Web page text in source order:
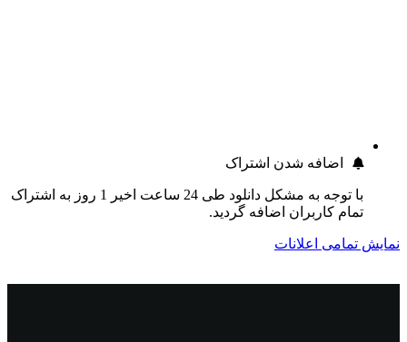
اضافه شدن اشتراک
با توجه به مشکل دانلود طی 24 ساعت اخیر 1 روز به اشتراک
تمام کاربران اضافه گردید.
نمایش تمامی اعلانات